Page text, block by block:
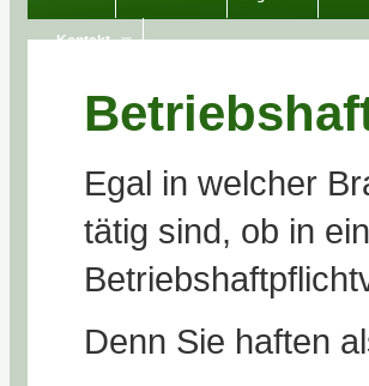
Kontakt
Egal in welcher
tätig sind, ob in
Denn Sie haften